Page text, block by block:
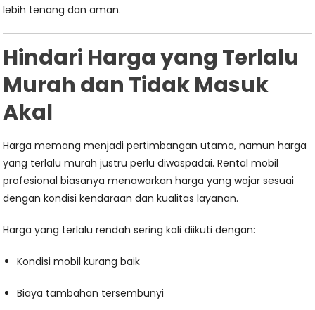
lebih tenang dan aman.
Hindari Harga yang Terlalu
Murah dan Tidak Masuk
Akal
Harga memang menjadi pertimbangan utama, namun harga
yang terlalu murah justru perlu diwaspadai. Rental mobil
profesional biasanya menawarkan harga yang wajar sesuai
dengan kondisi kendaraan dan kualitas layanan.
Harga yang terlalu rendah sering kali diikuti dengan:
Kondisi mobil kurang baik
Biaya tambahan tersembunyi